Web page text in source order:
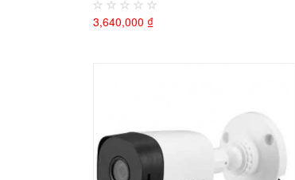
3,640,000 ₫